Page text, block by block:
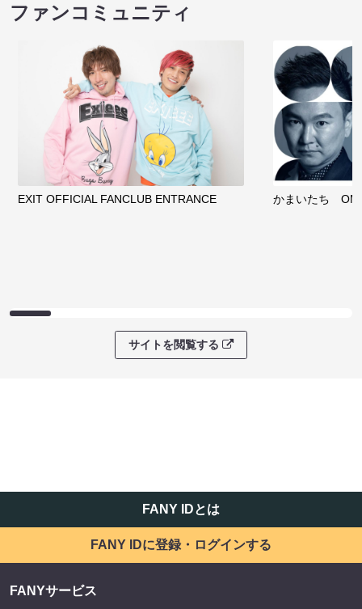
ファンコミュニティ
EXIT OFFICIAL FANCLUB ENTRANCE かまいたち
サイトを閲覧する
FANY IDとは
FANY IDに登録・ログインする
FANYサービス